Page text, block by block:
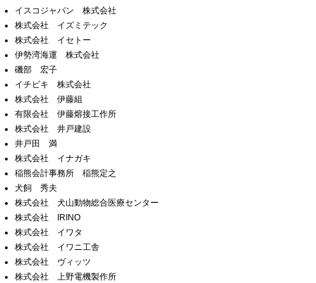
イスコジャパン 株式会社
株式会社 イズミテック
株式会社 イセトー
伊勢湾海運 株式会社
磯部 宏子
イチビキ 株式会社
株式会社 伊藤組
有限会社 伊藤熔接工作所
株式会社 井戸建設
井戸田 満
株式会社 イナガキ
稲熊会計事務所 稲熊定之
犬飼 秀夫
株式会社 犬山動物総合医療センター
株式会社 IRINO
株式会社 イワタ
株式会社 イワニ工舎
株式会社 ヴィッツ
株式会社 上野電機製作所